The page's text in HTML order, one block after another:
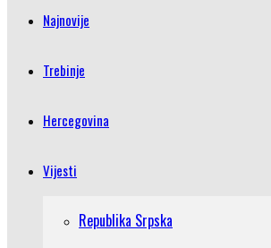
Najnovije
Trebinje
Hercegovina
Vijesti
Republika Srpska